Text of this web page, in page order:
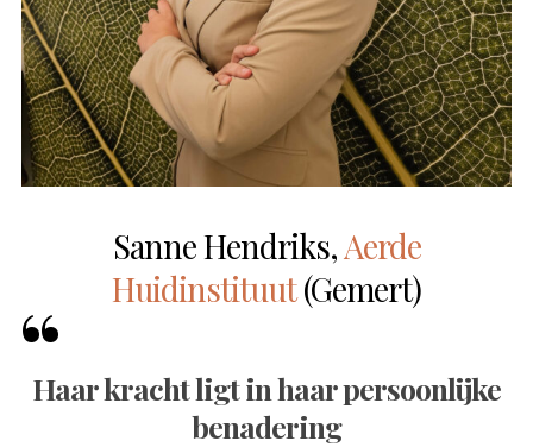
Sanne Hendriks,Aerde
Huidinstituut(Gemert)
Haar kracht ligt in haar persoonlijke
benadering